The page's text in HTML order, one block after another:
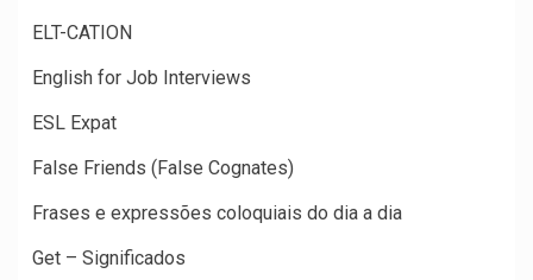
ELT-CATION
English for Job Interviews
ESL Expat
False Friends (False Cognates)
Frases e expressões coloquiais do dia a dia
Get – Significados